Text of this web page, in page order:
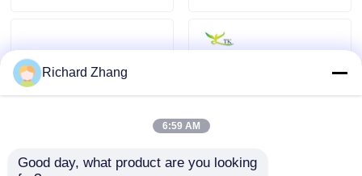
bubuk ekstrak tumbuhan
Bubuk Makanan Super
Bahan Baku Kosmetik
Richard Zhang
6:59 AM
Good day, what product are you looking